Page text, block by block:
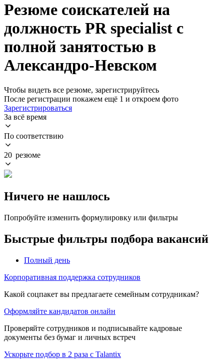
Резюме соискателей на
должность PR specialist с
полной занятостью в
Александро-Невском
Чтобы видеть все резюме, зарегистрируйтесь
После регистрации покажем ещё 1 и откроем фото
Зарегистрироваться
За всё время
По соответствию
20 резюме
Ничего не нашлось
Попробуйте изменить формулировку или фильтры
Быстрые фильтры подбора вакансий
Полный день
Корпоративная поддержка сотрудников
Какой соцпакет вы предлагаете семейным сотрудникам?
Оформляйте кандидатов онлайн
Проверяйте сотрудников и подписывайте кадровые
документы без бумаг и личных встреч
Ускорьте подбор в 2 раза с Talantix